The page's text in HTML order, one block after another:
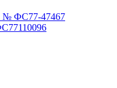
№ ФС77-47467